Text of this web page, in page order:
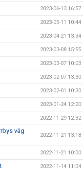
2023-06-13 16:57
2023-05-11 10:44
2023-04-21 13:34
2023-03-08 15:55
2023-03-07 10:03
2023-02-07 13:30
2023-02-01 10:30
2023-01-24 12:20
2022-11-29 12:32
väg
2022-11-21 13:18
2022-11-21 10:00
2022-11-14 11:04